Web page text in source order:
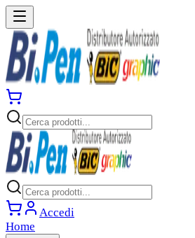
Accedi
Home